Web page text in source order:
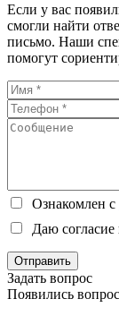
Если у вас
смогли найти
письмо. Наши
помогут
Ознакомлен с
Даю согласие
Отправить
Задать вопрос
Появились